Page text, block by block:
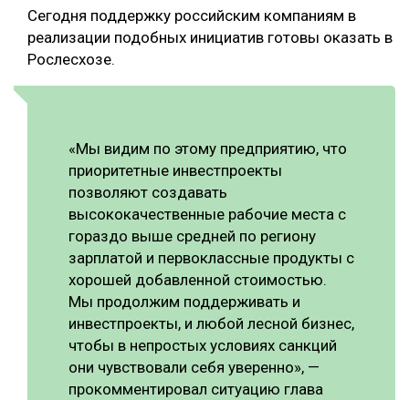
Сегодня поддержку российским компаниям в
реализации подобных инициатив готовы оказать в
Рослесхозе.
«Мы видим по этому предприятию, что
приоритетные инвестпроекты
позволяют создавать
высококачественные рабочие места с
гораздо выше средней по региону
зарплатой и первоклассные продукты с
хорошей добавленной стоимостью.
Мы продолжим поддерживать и
инвестпроекты, и любой лесной бизнес,
чтобы в непростых условиях санкций
они чувствовали себя уверенно», —
прокомментировал ситуацию глава